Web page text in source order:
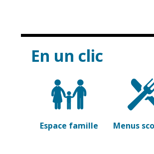
En un clic
Espace famille Menus